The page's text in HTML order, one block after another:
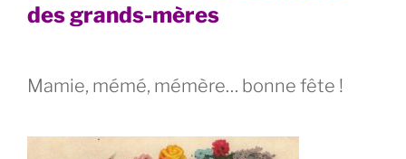
des grands-mères
Mamie, mémé, mémère… bonne fête !